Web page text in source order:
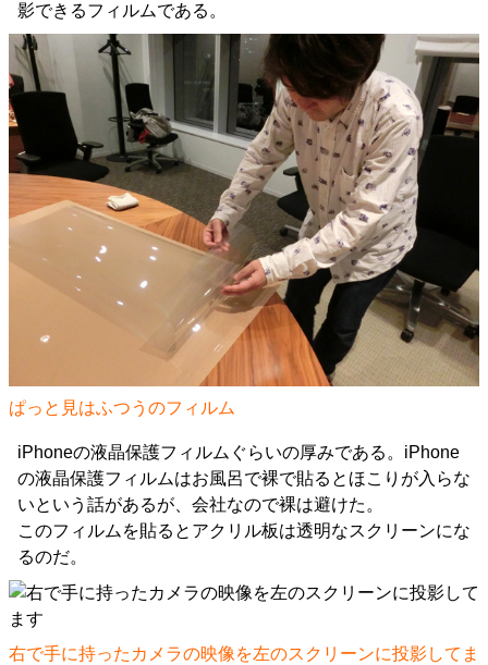
影できるフィルムである。
ぱっと見はふつうのフィルム
iPhoneの液晶保護フィルムぐらいの厚みである。iPhone
の液晶保護フィルムはお風呂で裸で貼るとほこりが入らな
いという話があるが、会社なので裸は避けた。
このフィルムを貼るとアクリル板は透明なスクリーンにな
るのだ。
右で手に持ったカメラの映像を左のスクリーンに投影してま